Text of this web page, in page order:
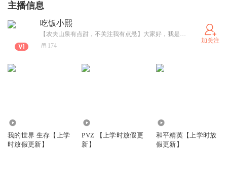
主播信息
吃饭小熙
【农夫山泉有点甜，不关注我有点悬】大家好，我是吃饭小熙！！我爱玩植物大战僵尸【改版或二代，都打，打算2026年大部分时间打2代，主打杂交版，杂交版目前有3.17版本，最初游玩版本3.5】，还爱玩和平精英，我的世界，我的世界ID:更时尚的巅峰【网易，电脑也玩】和平精英ID:狐梦x（上分地铁都打，地铁曾一把转800万，别笑我是2指战神），有想玩的可以添加(有关必回，目前冲200粉，终极目标冲1000粉，如果到了露脸)求关注！当然还玩躺平发育（开局一个鱼叉炮单刷猎梦者，）我还有一个最好的好友【香脆的豌豆射手】（可以关注一下）！！！！六年级，男，希望你能给我的专辑一个好评，私信必回！
174
加关注
我的世界 生存【上学
时放假更新】
PVZ 【上学时放假更
新】
和平精英【上学时放
假更新】